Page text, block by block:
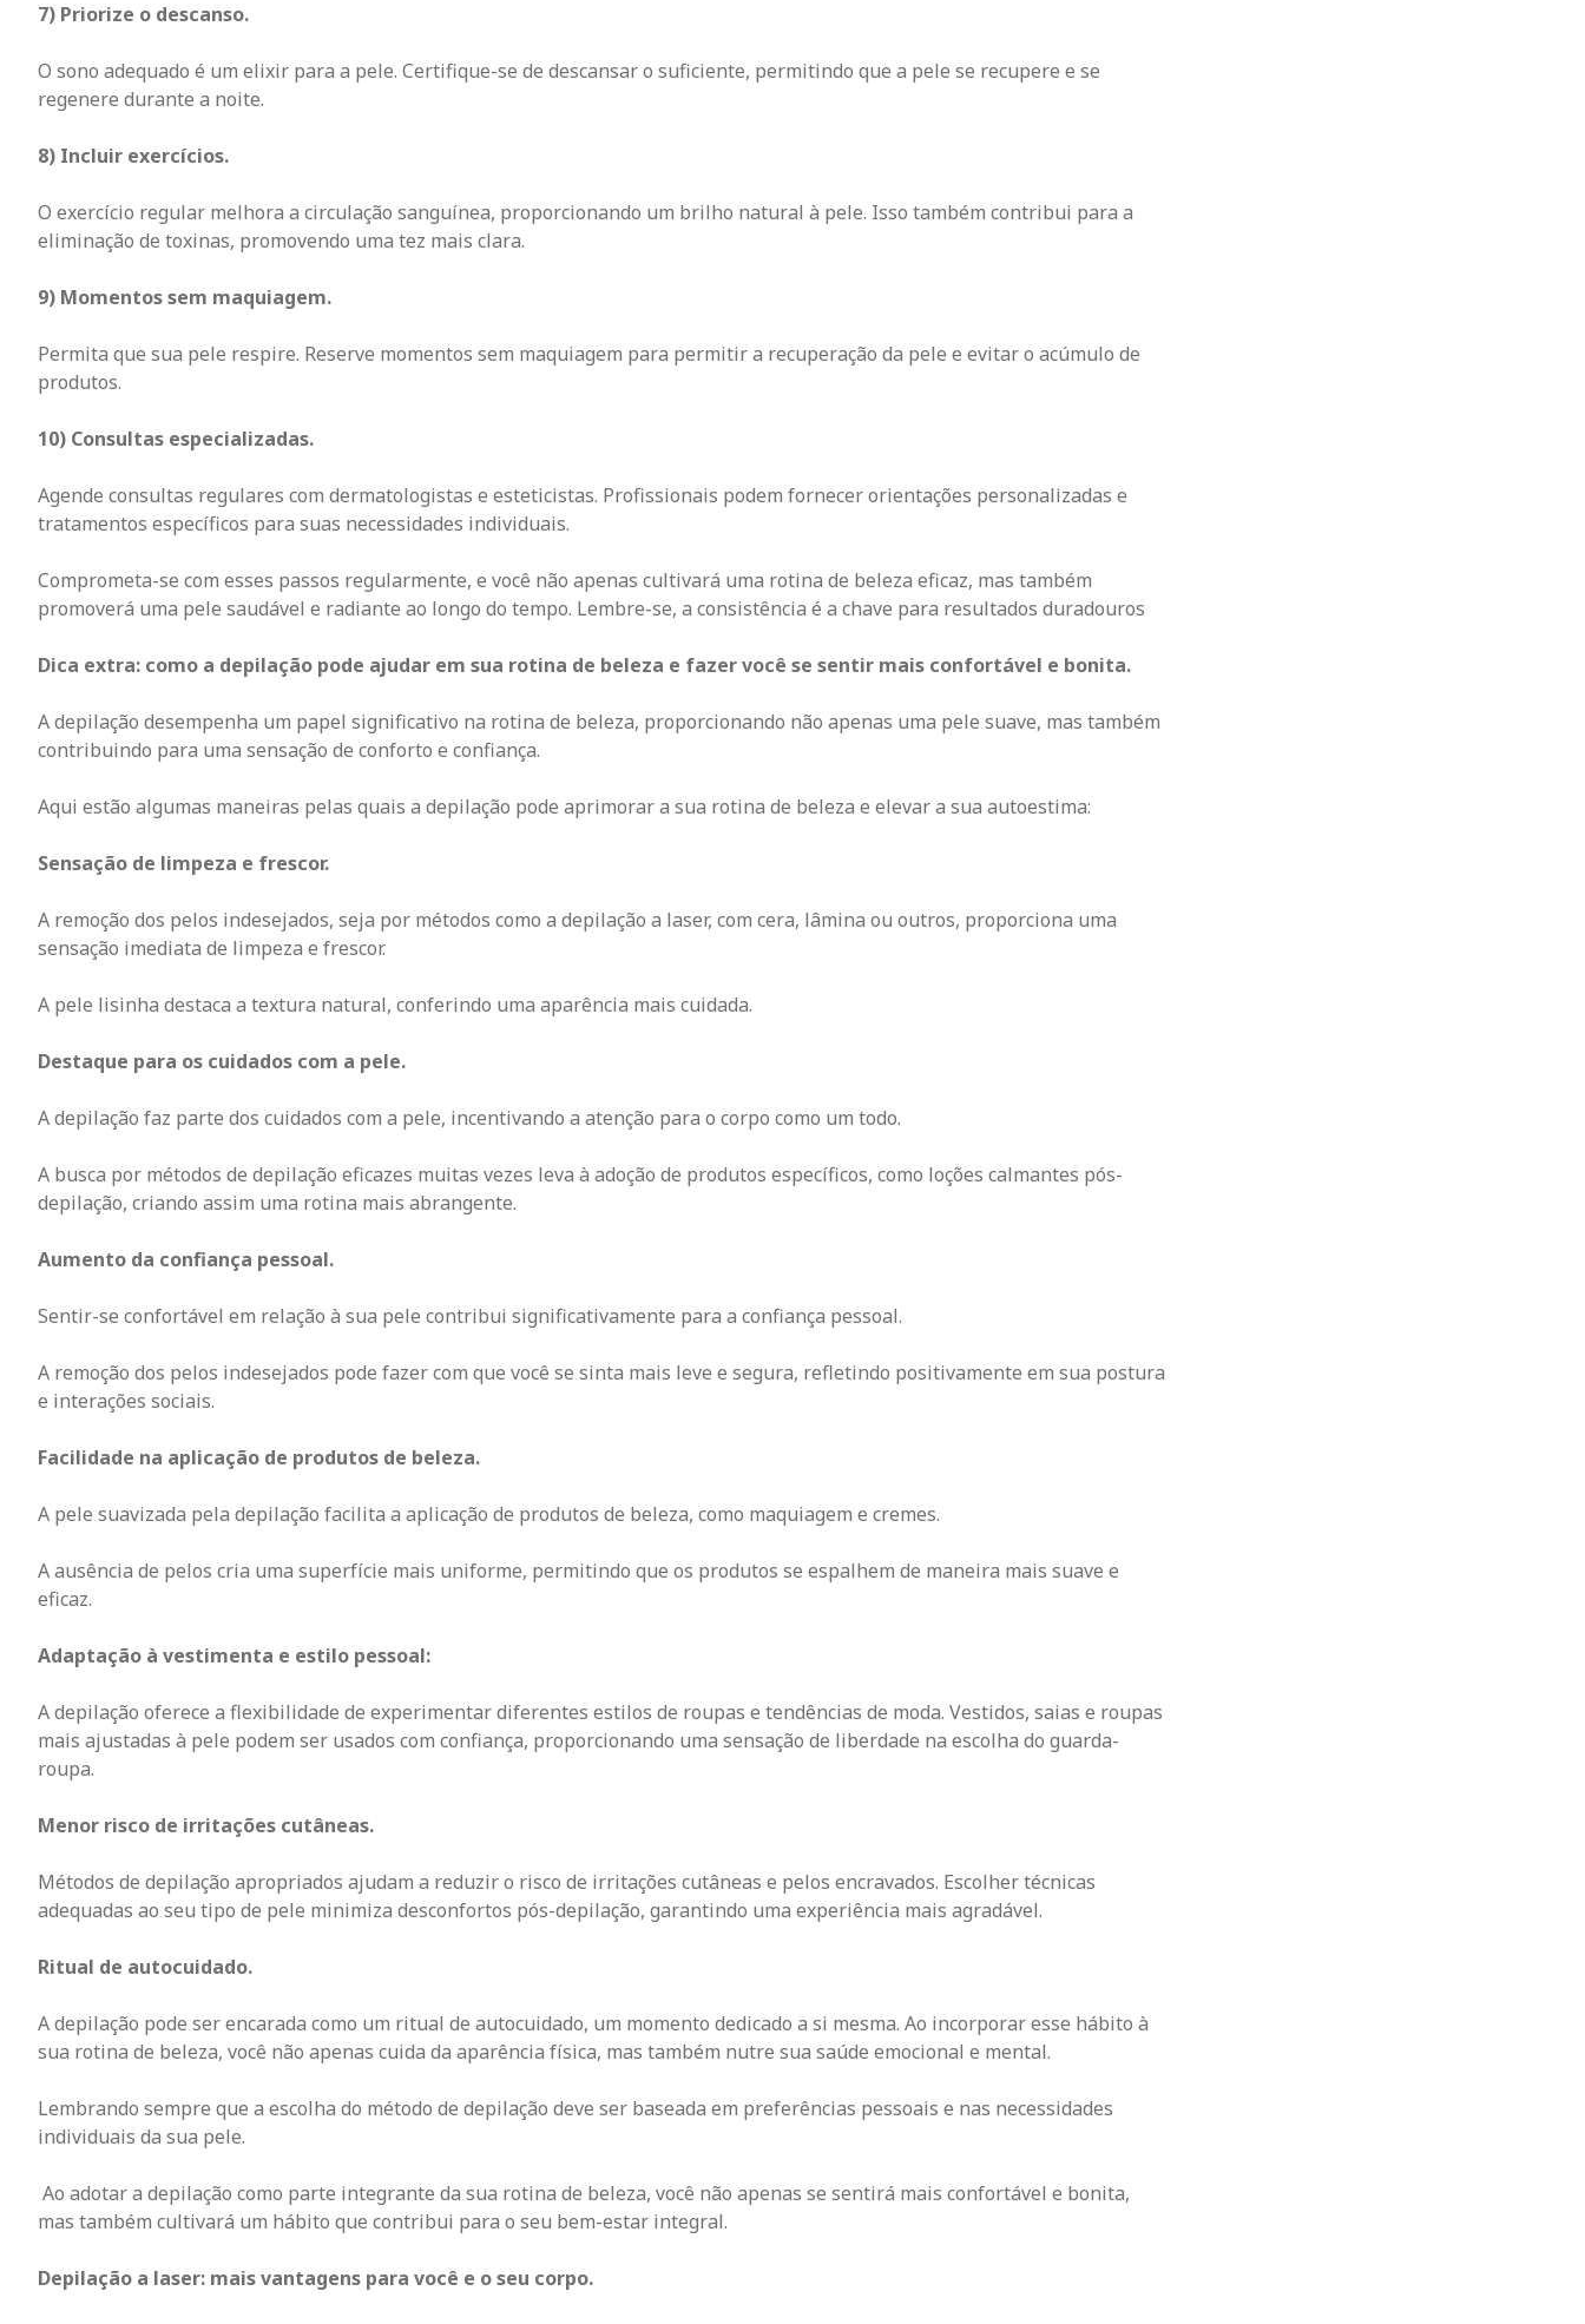
7) Priorize o descanso.
O sono adequado é um elixir para a pele. Certifique-se de descansar o suficiente, permitindo que a pele se recupere e se
regenere durante a noite.
8) Incluir exercícios.
O exercício regular melhora a circulação sanguínea, proporcionando um brilho natural à pele. Isso também contribui para a
eliminação de toxinas, promovendo uma tez mais clara.
9) Momentos sem maquiagem.
Permita que sua pele respire. Reserve momentos sem maquiagem para permitir a recuperação da pele e evitar o acúmulo de
produtos.
10) Consultas especializadas.
Agende consultas regulares com dermatologistas e esteticistas. Profissionais podem fornecer orientações personalizadas e
tratamentos específicos para suas necessidades individuais.
Comprometa-se com esses passos regularmente, e você não apenas cultivará uma rotina de beleza eficaz, mas também
promoverá uma pele saudável e radiante ao longo do tempo. Lembre-se, a consistência é a chave para resultados duradouros
Dica extra: como a depilação pode ajudar em sua rotina de beleza e fazer você se sentir mais confortável e bonita.
A depilação desempenha um papel significativo na rotina de beleza, proporcionando não apenas uma pele suave, mas também
contribuindo para uma sensação de conforto e confiança.
Aqui estão algumas maneiras pelas quais a depilação pode aprimorar a sua rotina de beleza e elevar a sua autoestima:
Sensação de limpeza e frescor.
A remoção dos pelos indesejados, seja por métodos como a depilação a laser, com cera, lâmina ou outros, proporciona uma
sensação imediata de limpeza e frescor.
A pele lisinha destaca a textura natural, conferindo uma aparência mais cuidada.
Destaque para os cuidados com a pele.
A depilação faz parte dos cuidados com a pele, incentivando a atenção para o corpo como um todo.
A busca por métodos de depilação eficazes muitas vezes leva à adoção de produtos específicos, como loções calmantes pós-
depilação, criando assim uma rotina mais abrangente.
Aumento da confiança pessoal.
Sentir-se confortável em relação à sua pele contribui significativamente para a confiança pessoal.
A remoção dos pelos indesejados pode fazer com que você se sinta mais leve e segura, refletindo positivamente em sua postura
e interações sociais.
Facilidade na aplicação de produtos de beleza.
A pele suavizada pela depilação facilita a aplicação de produtos de beleza, como maquiagem e cremes.
A ausência de pelos cria uma superfície mais uniforme, permitindo que os produtos se espalhem de maneira mais suave e
eficaz.
Adaptação à vestimenta e estilo pessoal:
A depilação oferece a flexibilidade de experimentar diferentes estilos de roupas e tendências de moda. Vestidos, saias e roupas
mais ajustadas à pele podem ser usados com confiança, proporcionando uma sensação de liberdade na escolha do guarda-
roupa.
Menor risco de irritações cutâneas.
Métodos de depilação apropriados ajudam a reduzir o risco de irritações cutâneas e pelos encravados. Escolher técnicas
adequadas ao seu tipo de pele minimiza desconfortos pós-depilação, garantindo uma experiência mais agradável.
Ritual de autocuidado.
A depilação pode ser encarada como um ritual de autocuidado, um momento dedicado a si mesma. Ao incorporar esse hábito à
sua rotina de beleza, você não apenas cuida da aparência física, mas também nutre sua saúde emocional e mental.
Lembrando sempre que a escolha do método de depilação deve ser baseada em preferências pessoais e nas necessidades
individuais da sua pele.
Ao adotar a depilação como parte integrante da sua rotina de beleza, você não apenas se sentirá mais confortável e bonita,
mas também cultivará um hábito que contribui para o seu bem-estar integral.
Depilação a laser: mais vantagens para você e o seu corpo.